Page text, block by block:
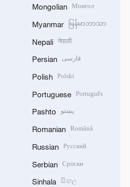
Mongolian Монгол
Myanmar မြန်မာဘာသာ
Nepali नेपाली
Persian فارسی
Polish Polski
Portuguese Português
Pashto پښتو
Romanian Română
Russian Русский
Serbian Српски
Sinhala සිංහල